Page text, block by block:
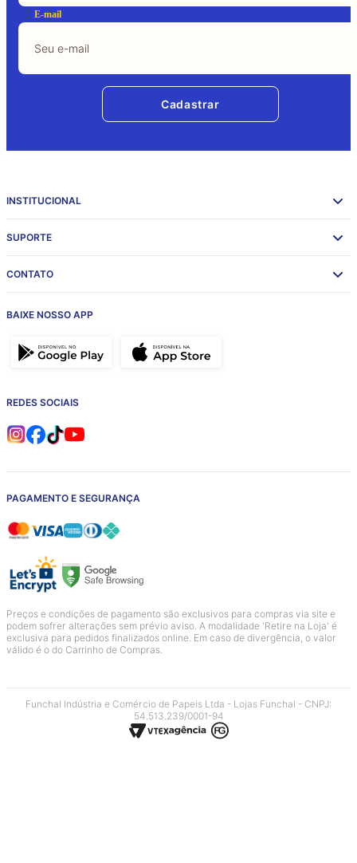
E-mail
Cadastrar
INSTITUCIONAL
SUPORTE
CONTATO
BAIXE NOSSO APP
REDES SOCIAIS
PAGAMENTO E SEGURANÇA
Preços e condições de pagamento são exclusivos para compras via site e
podem sofrer alterações sem prévio aviso. A modalidade 'Retire na Loja' é
exclusiva para pedidos finalizados online. Em caso de divergência, o valor
válido é o do Carrinho de Compras.
Funchal Indústria e Comércio de Papeis Ltda - Lojas Funchal - CNPJ:
54.513.239/0001-94